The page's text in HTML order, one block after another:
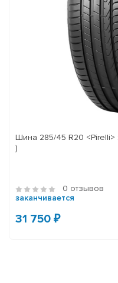
Шина 285/45 R20 <Pirelli>
)
0 отзывов
заканчивается
31 750 ₽